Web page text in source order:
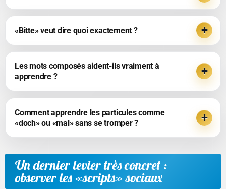
«Bitte» veut dire quoi exactement ?
Les mots composés aident-ils vraiment à
apprendre ?
Comment apprendre les particules comme
«doch» ou «mal» sans se tromper ?
Un dernier levier très concret :
observer les «scripts» sociaux